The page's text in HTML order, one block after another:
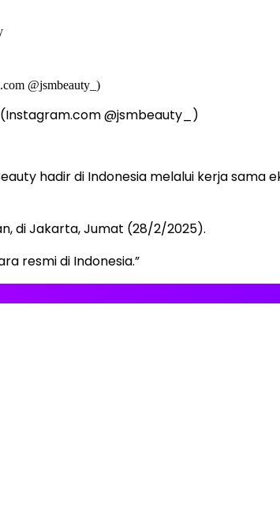
(Instagram.com @jsmbeauty_)
hadir di Indonesia melalui kerja sama
di Jakarta, Jumat (28/2/2025).
resmi di Indonesia.”